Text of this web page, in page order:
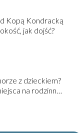
Kopą Kondracką
jak dojść?
z dzieckiem?
na rodzinny